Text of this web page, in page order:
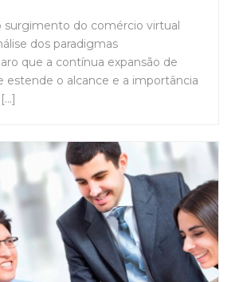
surgimento do comércio virtual
dos paradigmas
que a contínua expansão de
estende o alcance e a importância